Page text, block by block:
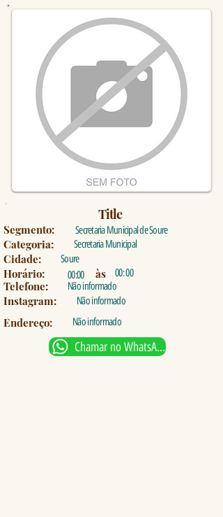
Title
Segmento: Secretaria Municipal de Soure
Categoria: Secretaria Municipal
Cidade: Soure
Horário: 00:00 às 00: 00
Telefone: Não informado
Instagram: Não informado
Endereço: Não informado
Chamar no WhatsApp